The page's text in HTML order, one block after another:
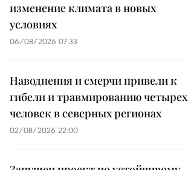
изменение климата в новых
условиях
06/08/2026 07:33
Наводнения и смерчи привели к
гибели и травмированию четырех
человек в северных регионах
02/08/2026 22:00